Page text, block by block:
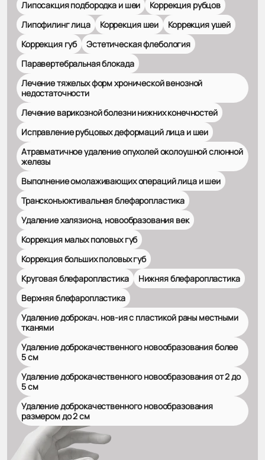
Липосакция подбородка и шеи
Коррекция рубцов
Липофилинг лица
Коррекция шеи
Коррекция ушей
Коррекция губ
Эстетическая флебология
Паравертебральная блокада
Лечение тяжелых форм хронической венозной
недостаточности
Лечение варикозной болезни нижних конечностей
Исправление рубцовых деформаций лица и шеи
Атравматичное удаление опухолей околоушной слюнной
железы
Выполнение омолаживающих операций лица и шеи
Трансконъюктивальная блефаропластика
Удаление халязиона, новообразования век
Коррекция малых половых губ
Коррекция больших половых губ
Круговая блефаропластика
Нижняя блефаропластика
Верхняя блефаропластика
Удаление доброкач. нов-ия с пластикой раны местными
тканями
Удаление доброкачественного новообразования более
5 см
Удаление доброкачественного новообразования от 2 до
5 см
Удаление доброкачественного новообразования
размером до 2 см